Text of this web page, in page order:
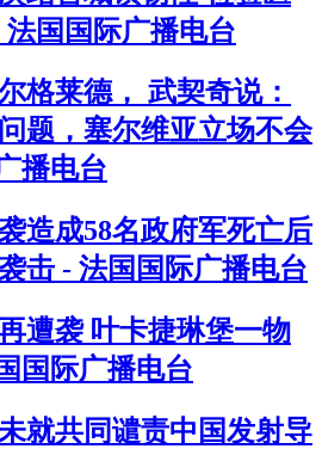
国国际广播电台
格莱德， 武契奇说：
题，塞尔维亚立场不会
播电台
造成58名政府军死亡后
击 - 法国国际广播电台
遭袭 叶卡捷琳堡一物
国际广播电台
就共同谴责中国发射导